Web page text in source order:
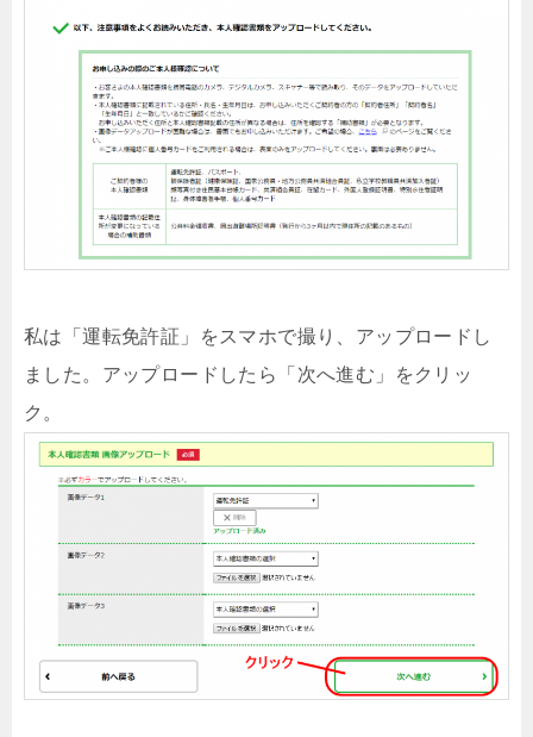
私は「運転免許証」をスマホで撮り、アップロードし
ました。アップロードしたら「次へ進む」をクリッ
ク。